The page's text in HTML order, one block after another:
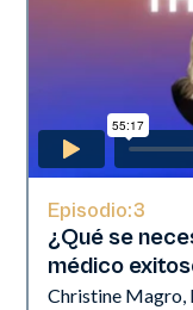
Episodio:3
¿Qué se
médico
Christine Magro,